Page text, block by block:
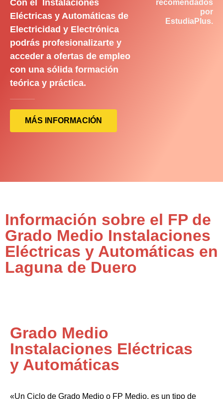
Con el Instalaciones
Eléctricas y Automáticas de
Electricidad y Electrónica
podrás profesionalizarte y
acceder a ofertas de empleo
con una sólida formación
teórica y práctica.
MÁS INFORMACIÓN
recomendados
por
EstudiaPlus.
Información sobre el FP de
Grado Medio Instalaciones
Eléctricas y Automáticas en
Laguna de Duero
Grado Medio
Instalaciones Eléctricas
y Automáticas
«Un Ciclo de Grado Medio o FP Medio, es un tipo de